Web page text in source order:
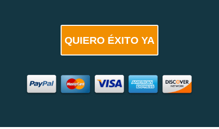
QUIERO ÉXITO YA